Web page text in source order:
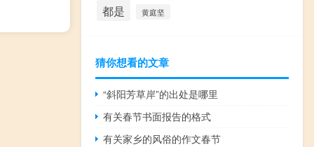
都是 黄庭坚
猜你想看的文章
“斜阳芳草岸”的出处是哪里
有关春节书面报告的格式
有关家乡的风俗的作文春节